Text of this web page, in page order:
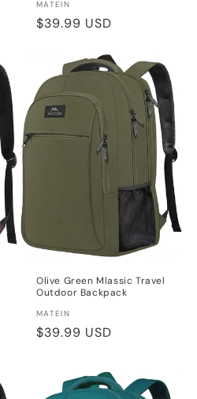
Distributeur :
MATEIN
Prix
$39.99 USD
Olive Green Mlassic Travel
Outdoor Backpack
Distributeur :
MATEIN
Prix
$39.99 USD